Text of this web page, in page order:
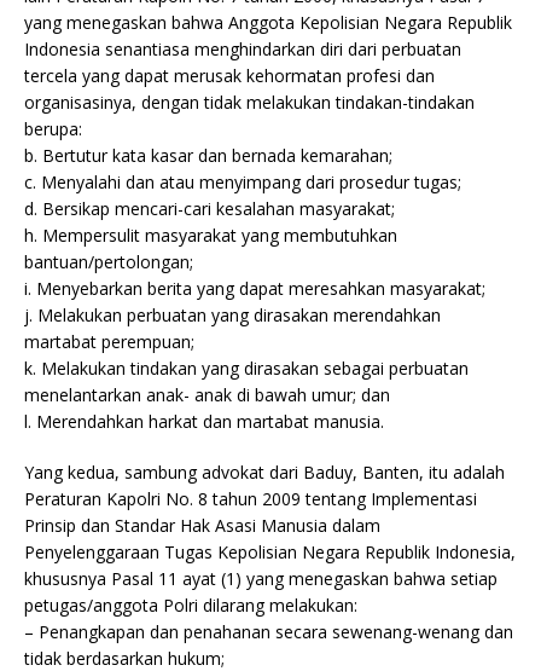
yang menegaskan bahwa Anggota Kepolisian Negara Republik
Indonesia senantiasa menghindarkan diri dari perbuatan
tercela yang dapat merusak kehormatan profesi dan
organisasinya, dengan tidak melakukan tindakan-tindakan
berupa:
b. Bertutur kata kasar dan bernada kemarahan;
c. Menyalahi dan atau menyimpang dari prosedur tugas;
d. Bersikap mencari-cari kesalahan masyarakat;
h. Mempersulit masyarakat yang membutuhkan
bantuan/pertolongan;
i. Menyebarkan berita yang dapat meresahkan masyarakat;
j. Melakukan perbuatan yang dirasakan merendahkan
martabat perempuan;
k. Melakukan tindakan yang dirasakan sebagai perbuatan
menelantarkan anak- anak di bawah umur; dan
l. Merendahkan harkat dan martabat manusia.
Yang kedua, sambung advokat dari Baduy, Banten, itu adalah
Peraturan Kapolri No. 8 tahun 2009 tentang Implementasi
Prinsip dan Standar Hak Asasi Manusia dalam
Penyelenggaraan Tugas Kepolisian Negara Republik Indonesia,
khususnya Pasal 11 ayat (1) yang menegaskan bahwa setiap
petugas/anggota Polri dilarang melakukan:
– Penangkapan dan penahanan secara sewenang-wenang dan
tidak berdasarkan hukum;